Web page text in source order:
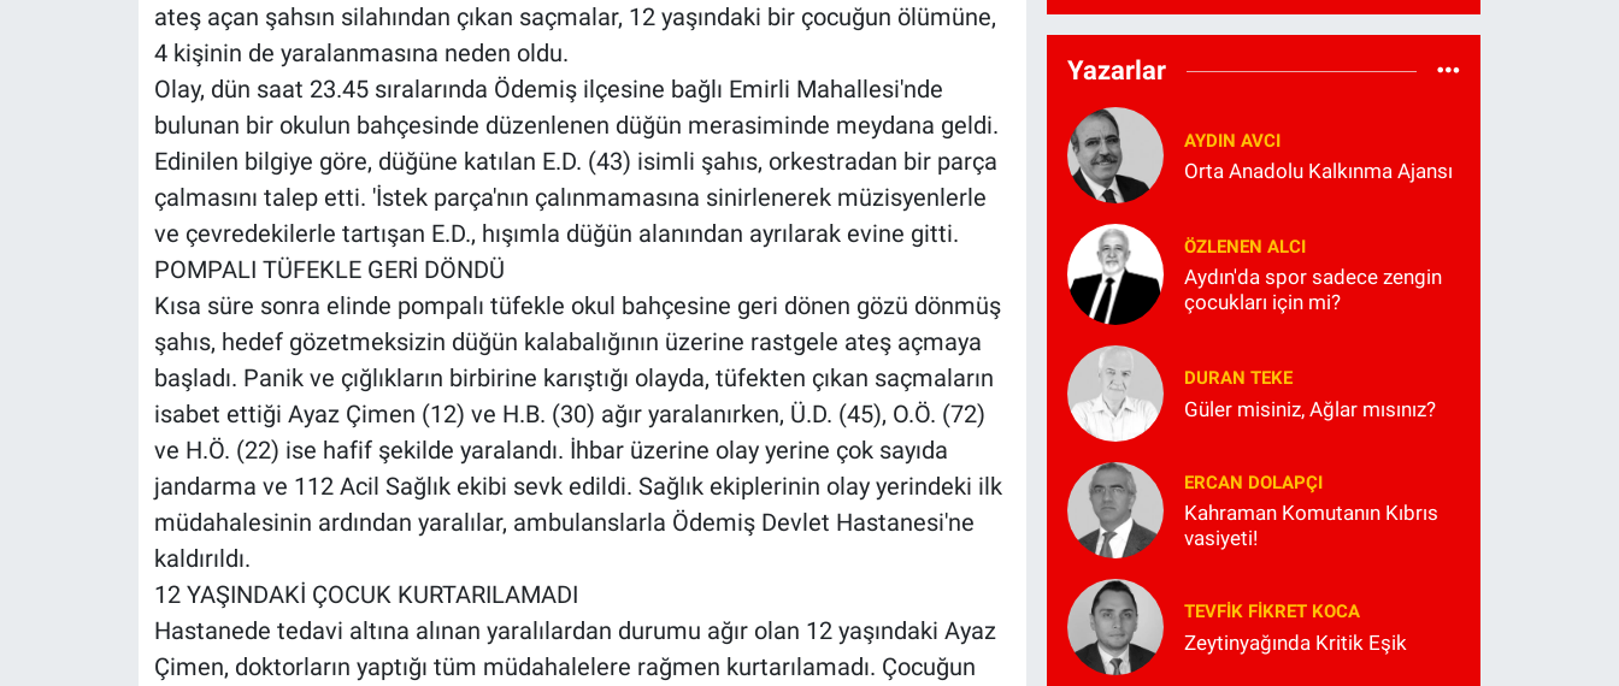
ateş açan şahsın silahından çıkan saçmalar, 12 yaşındaki bir çocuğun ölümüne,
4 kişinin de yaralanmasına neden oldu.
Olay, dün saat 23.45 sıralarında Ödemiş ilçesine bağlı Emirli Mahallesi'nde
bulunan bir okulun bahçesinde düzenlenen düğün merasiminde meydana geldi.
Edinilen bilgiye göre, düğüne katılan E.D. (43) isimli şahıs, orkestradan bir parça
çalmasını talep etti. 'İstek parça'nın çalınmamasına sinirlenerek müzisyenlerle
ve çevredekilerle tartışan E.D., hışımla düğün alanından ayrılarak evine gitti.
POMPALI TÜFEKLE GERİ DÖNDÜ
Kısa süre sonra elinde pompalı tüfekle okul bahçesine geri dönen gözü dönmüş
şahıs, hedef gözetmeksizin düğün kalabalığının üzerine rastgele ateş açmaya
başladı. Panik ve çığlıkların birbirine karıştığı olayda, tüfekten çıkan saçmaların
isabet ettiği Ayaz Çimen (12) ve H.B. (30) ağır yaralanırken, Ü.D. (45), O.Ö. (72)
ve H.Ö. (22) ise hafif şekilde yaralandı. İhbar üzerine olay yerine çok sayıda
jandarma ve 112 Acil Sağlık ekibi sevk edildi. Sağlık ekiplerinin olay yerindeki ilk
müdahalesinin ardından yaralılar, ambulanslarla Ödemiş Devlet Hastanesi'ne
kaldırıldı.
12 YAŞINDAKİ ÇOCUK KURTARILAMADI
Hastanede tedavi altına alınan yaralılardan durumu ağır olan 12 yaşındaki Ayaz
Çimen, doktorların yaptığı tüm müdahalelere rağmen kurtarılamadı. Çocuğun
Yazarlar
AYDIN AVCI
Orta Anadolu Kalkınma Ajansı
ÖZLENEN ALCI
Aydın'da spor sadece zengin
çocukları için mi?
DURAN TEKE
Güler misiniz, Ağlar mısınız?
ERCAN DOLAPÇI
Kahraman Komutanın Kıbrıs
vasiyeti!
TEVFIK FIKRET KOCA
Zeytinyağında Kritik Eşik